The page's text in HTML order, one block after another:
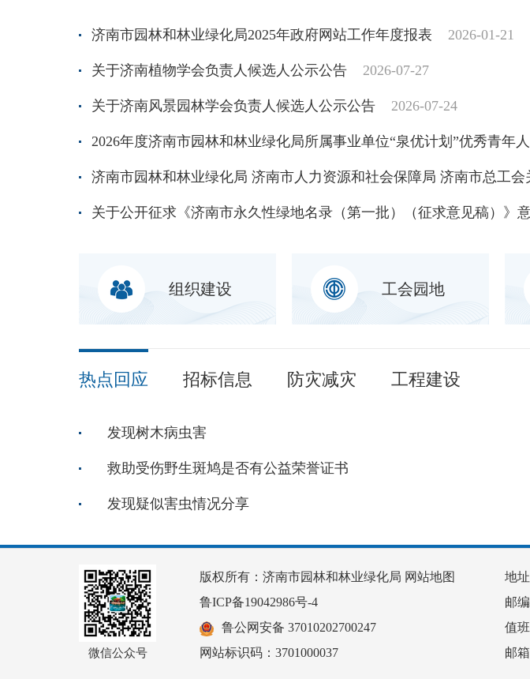
济南市园林和林业绿化局2025年政府网站工作年度报表 2026-01-21
关于济南植物学会负责人候选人公示公告 2026-07-27
关于济南风景园林学会负责人候选人公示公告 2026-07-24
组织建设 工会园地
热点回应 招标信息 防灾减灾 工程建设
发现树木病虫害
救助受伤野生斑鸠是否有公益荣誉证书
发现疑似害虫情况分享
微信公众号
版权所有：济南市园林和林业绿化局 网站地图
鲁ICP备19042986号-4
鲁公网安备 37010202700247
网站标识码：3701000037
地
邮
值
邮